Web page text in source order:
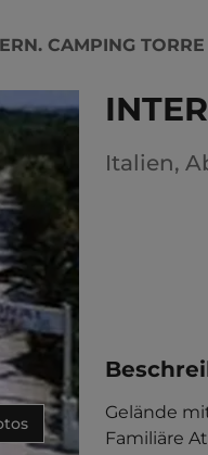
CAMPING
Italien,
Gelände
Familiäre